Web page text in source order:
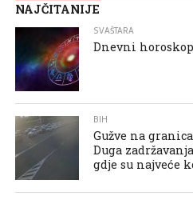
NAJČITANIJE
SVAŠTARA
Dnevni horoskop
BIH
Gužve na
Duga
gdje su najveće